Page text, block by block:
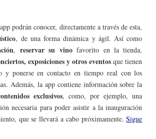
podrán conocer, directamente a través de esta,
, de una forma dinámica y ágil. Así como
, reservar su vinofavorito en la tienda,
exposiciones y otros eventos que tienen
ponerse en contacto en tiempo real con los
Además, la app contiene información sobre la
exclusivos, como, por ejemplo, una
necesaria para poder asistir a la inauguración
que se llevará a cabo próximamente.Sigue